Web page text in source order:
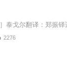
2276